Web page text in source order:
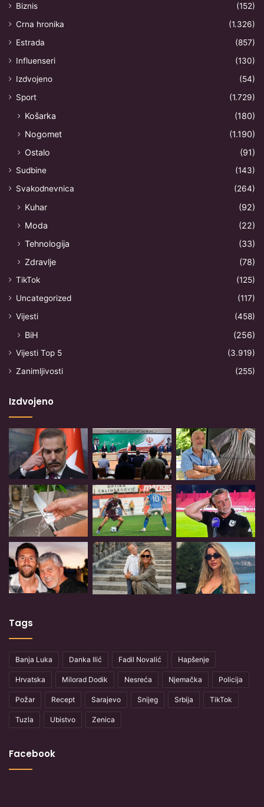
Biznis
(152)
Crna hronika
(1.326)
Estrada
(857)
Influenseri
(130)
Izdvojeno
(54)
Sport
(1.729)
Košarka
(180)
Nogomet
(1.190)
Ostalo
(91)
Sudbine
(143)
Svakodnevnica
(264)
Kuhar
(92)
Moda
(22)
Tehnologija
(33)
Zdravlje
(78)
TikTok
(125)
Uncategorized
(117)
Vijesti
(458)
BiH (256)
Vijesti Top 5
(3.919)
Zanimljivosti
(255)
Izdvojeno
Tags
Banja Luka Danka Ilić Fadil Novalić Hapšenje
Hrvatska Milorad Dodik Nesreća Njemačka Policija
Požar Recept Sarajevo Snijeg Srbija TikTok
Tuzla Ubistvo Zenica
Facebook